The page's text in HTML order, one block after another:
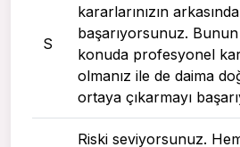
S
kararlarınızın
başarıyorsunuz.
konuda profesyonel
olmanız ile de daima
ortaya çıkarmayı
Riski seviyorsunuz.